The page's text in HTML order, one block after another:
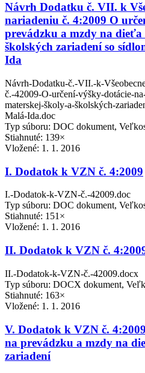
Návrh Dodatku č. VII. k
nariadeniu č. 4:2009 O
prevádzku a mzdy na dieťa
školských zariadení so
Ida
Návrh-Dodatku-č.-VII.-k-
č.-42009-O-určení-výšky-dotácie-
materskej-školy-a-školských-
Malá-Ida.doc
Typ súboru: DOC dokument,
Stiahnuté: 139×
Vložené: 1. 1. 2016
I. Dodatok k VZN č. 4:2009
I.-Dodatok-k-VZN-č.-42009.doc
Typ súboru: DOC dokument,
Stiahnuté: 151×
Vložené: 1. 1. 2016
II. Dodatok k VZN č.
II.-Dodatok-k-VZN-č.-42009.docx
Typ súboru: DOCX dokument,
Stiahnuté: 163×
Vložené: 1. 1. 2016
V. Dodatok k VZN č.
na prevádzku a mzdy na
zariadení